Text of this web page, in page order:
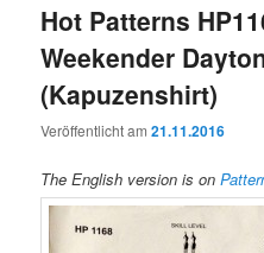
Hot Patterns
Weekender
(Kapuzenshirt)
Veröffentlicht am21.11.2016
The English version is on